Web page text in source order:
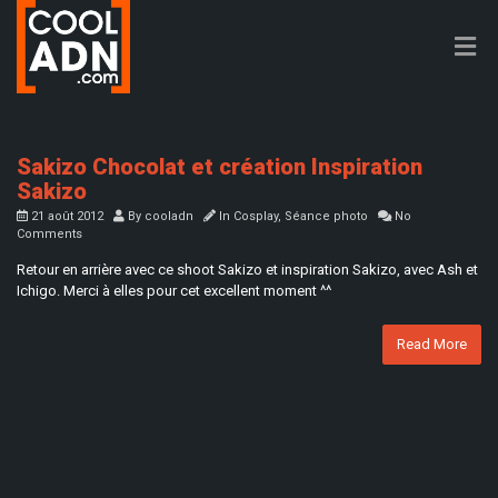
Sakizo Chocolat et création Inspiration
Sakizo
21 août 2012 By cooladn In Cosplay, Séance photo
No
Comments
Retour en arrière avec ce shoot Sakizo et inspiration Sakizo, avec Ash et
Ichigo. Merci à elles pour cet excellent moment ^^
Read More